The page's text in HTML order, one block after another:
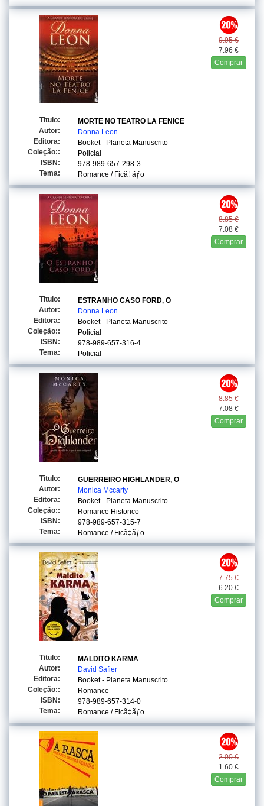
9.95 €
7.96 €
Comprar
Titulo:
MORTE NO TEATRO LA FENICE
Autor:
Donna Leon
Editora:
Booket - Planeta Manuscrito
Coleção::
Policial
ISBN:
978-989-657-298-3
Tema:
Romance / Ficã‡ãƒo
8.85 €
7.08 €
Comprar
Titulo:
ESTRANHO CASO FORD, O
Autor:
Donna Leon
Editora:
Booket - Planeta Manuscrito
Coleção::
Policial
ISBN:
978-989-657-316-4
Tema:
Policial
8.85 €
7.08 €
Comprar
Titulo:
GUERREIRO HIGHLANDER, O
Autor:
Monica Mccarty
Editora:
Booket - Planeta Manuscrito
Coleção::
Romance Historico
ISBN:
978-989-657-315-7
Tema:
Romance / Ficã‡ãƒo
7.75 €
6.20 €
Comprar
Titulo:
MALDITO KARMA
Autor:
David Safier
Editora:
Booket - Planeta Manuscrito
Coleção::
Romance
ISBN:
978-989-657-314-0
Tema:
Romance / Ficã‡ãƒo
2.00 €
1.60 €
Comprar